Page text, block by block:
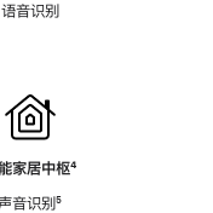
语音识别
家居中枢脚
⁴
音识别脚
⁵